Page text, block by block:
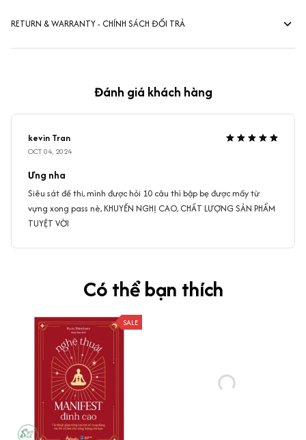
RETURN & WARRANTY - CHÍNH SÁCH ĐỔI TRẢ
Đánh giá khách hàng
kevin Tran
OCT 04, 2024
Ưng nha
Siêu sát đề thi, mình được hỏi 10 câu thì bập bẹ được mấy từ
vựng xong pass nè, KHUYẾN NGHỊ CAO, CHẤT LƯỢNG SẢN PHẨM
TUYỆT VỜI
Có thể bạn thích
SALE